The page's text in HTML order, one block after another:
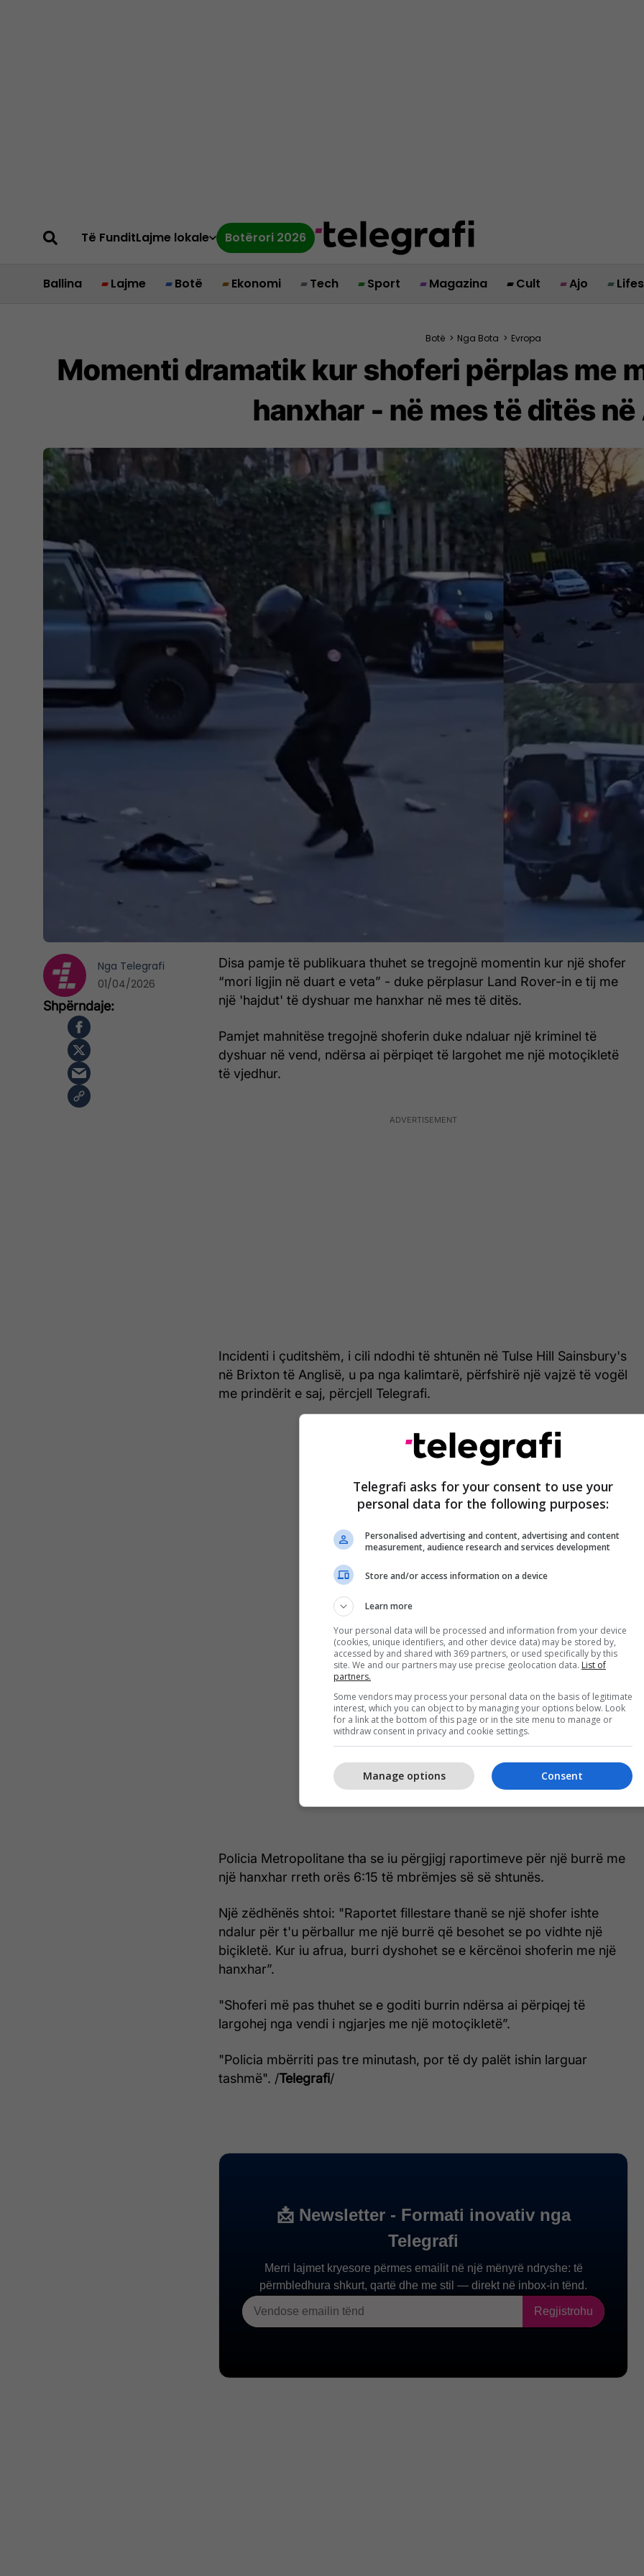
Të FunditLajme lokale Botërori 2026
Ballina Lajme Botë Ekonomi Tech Sport Magazina Cult Ajo
Botë > Nga Bota > Evropa
Momenti dramatik kur shoferi përplas me
hanxhar - në mes të ditës
Disa pamje të publikuara thuhet se tregojnë momentin kur një shofer
“mori ligjin në duart e veta” - duke përplasur Land Rover-in e tij me
një 'hajdut' të dyshuar me hanxhar në mes të ditës.
Pamjet mahnitëse tregojnë shoferin duke ndaluar një kriminel të
dyshuar në vend, ndërsa ai përpiqet të largohet me një motoçikletë
të vjedhur.
Incidenti i çuditshëm, i cili ndodhi të shtunën në Tulse Hill Sainsbury's
në Brixton të Anglisë, u pa nga kalimtarë, përfshirë një vajzë të vogël
me prindërit e saj, përcjell Telegrafi.
Policia Metropolitane tha se iu përgjigj raportimeve për një burrë me
një hanxhar rreth orës 6:15 të mbrëmjes së së shtunës.
Një zëdhënës shtoi: "Raportet fillestare thanë se një shofer ishte
ndalur për t'u përballur me një burrë që besohet se po vidhte një
biçikletë. Kur iu afrua, burri dyshohet se e kërcënoi shoferin me një
hanxhar”.
"Shoferi më pas thuhet se e goditi burrin ndërsa ai përpiqej të
largohej nga vendi i ngjarjes me një motoçikletë”.
"Policia mbërriti pas tre minutash, por të dy palët ishin larguar
tashmë". /Telegrafi/
Nga Telegrafi
01/04/2026
Telegrafi asks for your consent to use your
personal data for the following purposes:
Personalised advertising and content, advertising and content
measurement, audience research and services development
Store and/or access information on a device
Learn more
Your personal data will be processed and information from your device
(cookies, unique identifiers, and other device data) may be stored by,
accessed by and shared with 369 partners, or used specifically by this
site. We and our partners may use precise geolocation data. List of
partners.
Some vendors may process your personal data on the basis of legitimate
interest, which you can object to by managing your options below. Look
for a link at the bottom of this page or in the site menu to manage or
withdraw consent in privacy and cookie settings.
Consent
Manage options